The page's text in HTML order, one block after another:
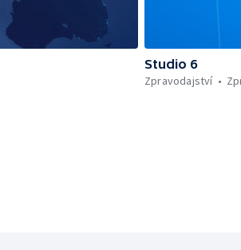
Studio 6
Zpravodajství